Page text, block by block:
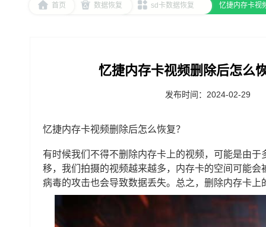
首页 数据恢复 sd卡数据恢复 忆捷内存卡视
忆捷内存卡视频删除后怎么
发布时间：2024-02-29
忆捷内存卡视频删除后怎么恢复？
有时候我们不得不删除内存卡上的视频，可能是由
移，我们拍摄的视频越来越多，内存卡的空间可能
病毒的攻击也会导致数据丢失。总之，删除内存卡